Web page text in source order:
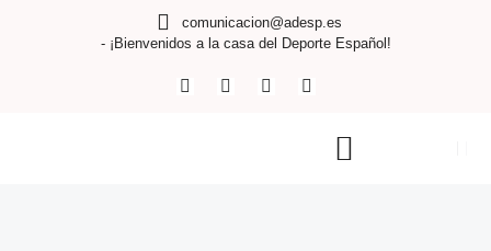
comunicacion@adesp.es
- ¡Bienvenidos a la casa del Deporte Español!